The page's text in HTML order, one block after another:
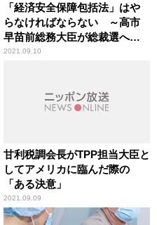
「経済安全保障包括法」はや
らなければならない ～高市
早苗前総務大臣が総裁選へ出
馬表明
2021.09.10
甘利税調会長がTPP担当大臣と
してアメリカに臨んだ際の
「ある決意」
2021.09.09